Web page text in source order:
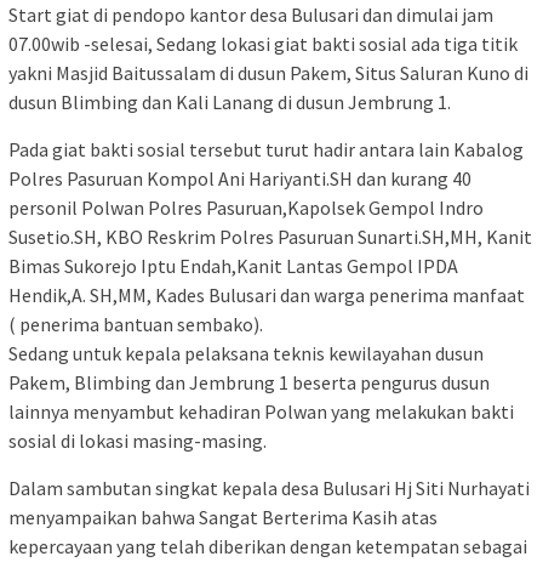
Start giat di pendopo kantor desa Bulusari dan dimulai jam
07.00wib -selesai, Sedang lokasi giat bakti sosial ada tiga titik
yakni Masjid Baitussalam di dusun Pakem, Situs Saluran Kuno di
dusun Blimbing dan Kali Lanang di dusun Jembrung 1.
Pada giat bakti sosial tersebut turut hadir antara lain Kabalog
Polres Pasuruan Kompol Ani Hariyanti.SH dan kurang 40
personil Polwan Polres Pasuruan,Kapolsek Gempol Indro
Susetio.SH, KBO Reskrim Polres Pasuruan Sunarti.SH,MH, Kanit
Bimas Sukorejo Iptu Endah,Kanit Lantas Gempol IPDA
Hendik,A. SH,MM, Kades Bulusari dan warga penerima manfaat
( penerima bantuan sembako).
Sedang untuk kepala pelaksana teknis kewilayahan dusun
Pakem, Blimbing dan Jembrung 1 beserta pengurus dusun
lainnya menyambut kehadiran Polwan yang melakukan bakti
sosial di lokasi masing-masing.
Dalam sambutan singkat kepala desa Bulusari Hj Siti Nurhayati
menyampaikan bahwa Sangat Berterima Kasih atas
kepercayaan yang telah diberikan dengan ketempatan sebagai